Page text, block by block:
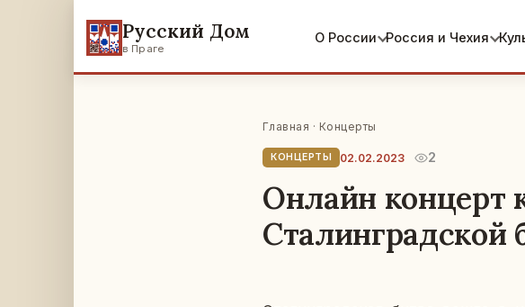
Русский Дом
в Праге
О России Россия и Чехия
Главная · Концерты
КОНЦЕРТЫ 02.02.2023 2
Онлайн концерт
Сталинградской